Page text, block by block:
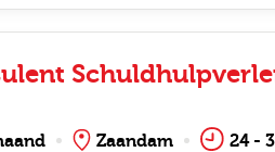
Zaandam 24 -